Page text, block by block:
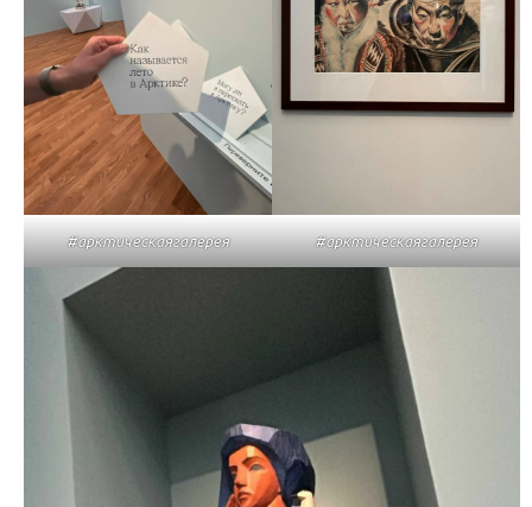
#арктическаягалерея #арктическаягалерея